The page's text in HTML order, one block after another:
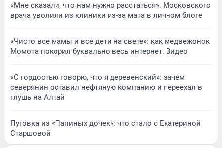
«Мне сказали, что нам нужно расстаться». Московского
врача уволили из клиники из-за мата в личном блоге
«Чисто все мамы и все дети на свете»: как медвежонок
Момота покорил буквально весь интернет. Видео
«С гордостью говорю, что я деревенский»: зачем
северянин оставил нефтяную компанию и переехал в
глушь на Алтай
Пуговка из «Папиных дочек»: что стало с Екатериной
Старшовой